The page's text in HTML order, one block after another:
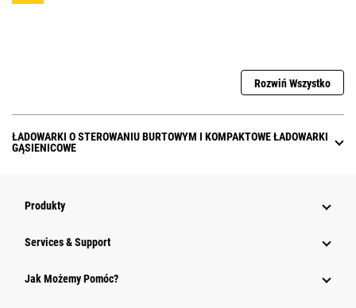
Rozwiń Wszystko
ŁADOWARKI O STEROWANIU BURTOWYM I KOMPAKTOWE ŁADOWARKI
GĄSIENICOWE
Produkty
Services & Support
Jak Możemy Pomóc?